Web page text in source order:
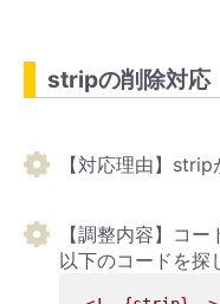
stripの削除対応
【対応理由】
【調整内容】コ
以下のコードを探